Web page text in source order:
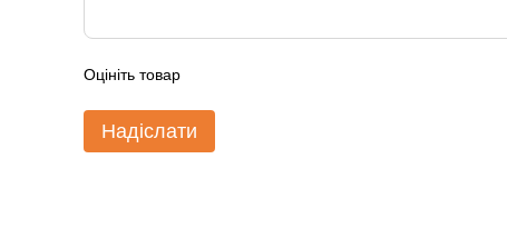
Оцініть товар
Надіслати